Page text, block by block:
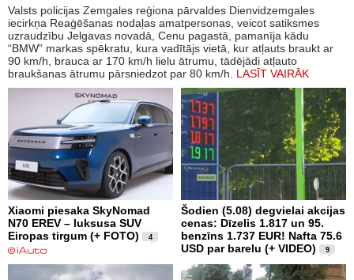
Valsts policijas Zemgales reģiona pārvaldes Dienvidzemgales
iecirkņa Reaģēšanas nodaļas amatpersonas, veicot satiksmes
uzraudzību Jelgavas novadā, Cenu pagastā, pamanīja kādu
“BMW” markas spēkratu, kura vadītājs vietā, kur atļauts braukt ar
90 km/h, brauca ar 170 km/h lielu ātrumu, tādējādi atļauto
braukšanas ātrumu pārsniedzot par 80 km/h. LASĪT VAIRĀK
Xiaomi piesaka SkyNomad
N70 EREV – luksusa SUV
Eiropas tirgum (+ FOTO)
4
Šodien (5.08) degvielai akcijas
cenas: Dīzelis 1.817 un 95.
benzīns 1.737 EUR! Nafta 75.6
USD par barelu (+ VIDEO)
9